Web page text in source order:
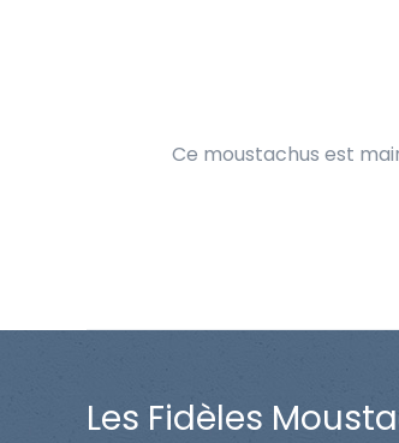
Ce moustachus est
Les Fidèles